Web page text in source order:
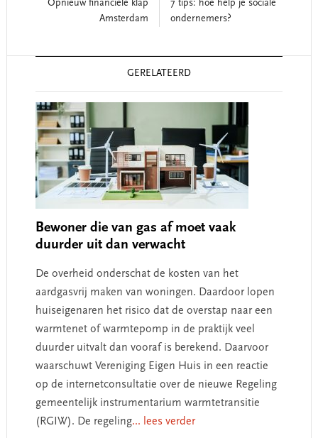
Opnieuw financiële klap
Amsterdam
7 tips: hoe help je sociale
ondernemers?
GERELATEERD
Bewoner die van gas af moet vaak
duurder uit dan verwacht
De overheid onderschat de kosten van het
aardgasvrij maken van woningen. Daardoor lopen
huiseigenaren het risico dat de overstap naar een
warmtenet of warmtepomp in de praktijk veel
duurder uitvalt dan vooraf is berekend. Daarvoor
waarschuwt Vereniging Eigen Huis in een reactie
op de internetconsultatie over de nieuwe Regeling
gemeentelijk instrumentarium warmtetransitie
(RGIW). De regeling... lees verder